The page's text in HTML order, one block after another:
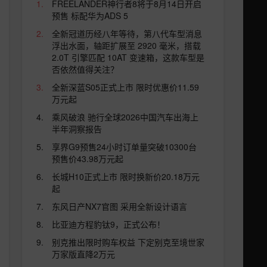
FREELANDER神行者8将于8月14日开启
预售 标配华为ADS 5
全新冠道历经八年等待，第八代车型消息
浮出水面，轴距扩展至 2920 毫米，搭载
2.0T 引擎匹配 10AT 变速箱，这款车型是
否依然值得关注？
全新深蓝S05正式上市 限时优惠价11.59
万元起
乘风破浪 驰行全球2026中国汽车出海上
半年洞察报告
享界G9预售24小时订单量突破10300台
预售价43.98万元起
长城H10正式上市 限时换新价20.18万元
起
东风日产NX7官图 采用全新设计语言
比亚迪方程豹钛9，正式公布！
别克推出限时购车权益 下定别克至境世家
万家版直降2万元